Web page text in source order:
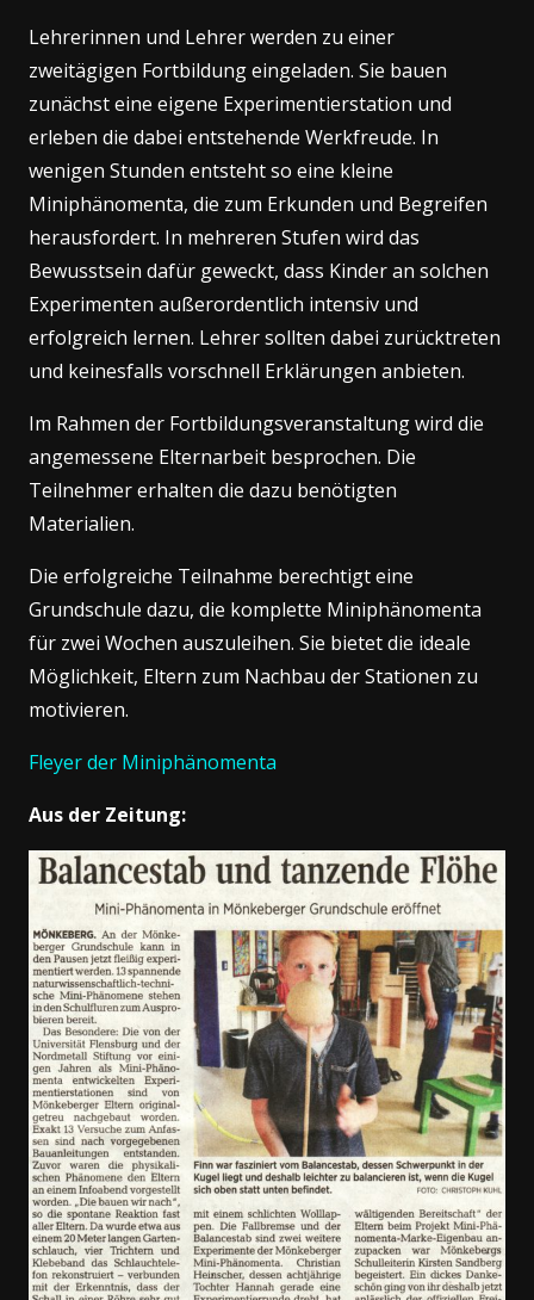
Lehrerinnen und Lehrer werden zu einer
zweitägigen Fortbildung eingeladen. Sie bauen
zunächst eine eigene Experimentierstation und
erleben die dabei entstehende Werkfreude. In
wenigen Stunden entsteht so eine kleine
Miniphänomenta, die zum Erkunden und Begreifen
herausfordert. In mehreren Stufen wird das
Bewusstsein dafür geweckt, dass Kinder an solchen
Experimenten außerordentlich intensiv und
erfolgreich lernen. Lehrer sollten dabei zurücktreten
und keinesfalls vorschnell Erklärungen anbieten.
Im Rahmen der Fortbildungsveranstaltung wird die
angemessene Elternarbeit besprochen. Die
Teilnehmer erhalten die dazu benötigten
Materialien.
Die erfolgreiche Teilnahme berechtigt eine
Grundschule dazu, die komplette Miniphänomenta
für zwei Wochen auszuleihen. Sie bietet die ideale
Möglichkeit, Eltern zum Nachbau der Stationen zu
motivieren.
Fleyer der Miniphänomenta
Aus der Zeitung: